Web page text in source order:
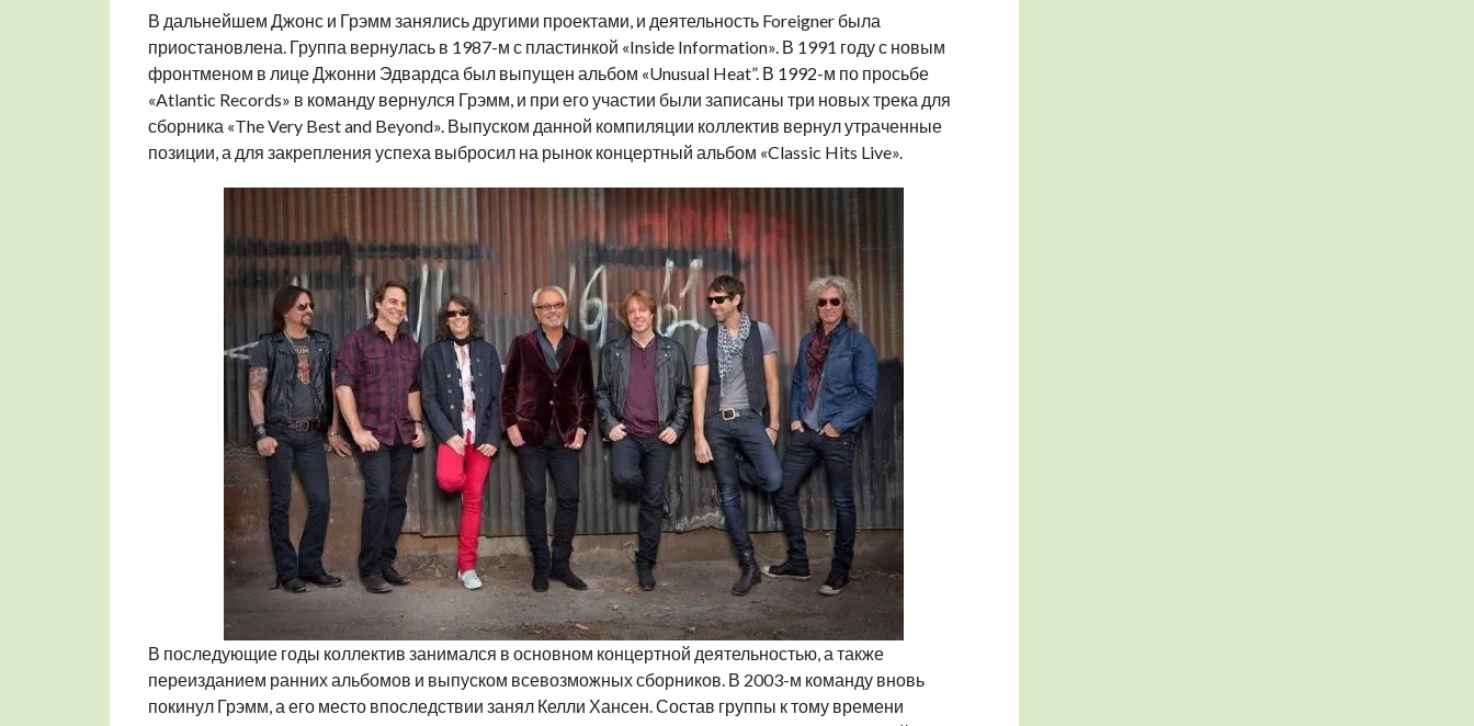
В дальнейшем Джонс и Грэмм занялись другими проектами, и деятельность Foreigner была
приостановлена. Группа вернулась в 1987-м с пластинкой «Inside Information». В 1991 году с новым
фронтменом в лице Джонни Эдвардса был выпущен альбом «Unusual Heat”. В 1992-м по просьбе
«Atlantic Records» в команду вернулся Грэмм, и при его участии были записаны три новых трека для
сборника «The Very Best and Beyond». Выпуском данной компиляции коллектив вернул утраченные
позиции, а для закрепления успеха выбросил на рынок концертный альбом «Classic Hits Live».
В последующие годы коллектив занимался в основном концертной деятельностью, а также
переизданием ранних альбомов и выпуском всевозможных сборников. В 2003-м команду вновь
покинул Грэмм, а его место впоследствии занял Келли Хансен. Состав группы к тому времени